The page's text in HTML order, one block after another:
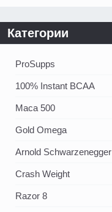
Категории
ProSupps
100% Instant BCAA
Maca 500
Gold Omega
Arnold Schwarzenegger
Crash Weight
Razor 8